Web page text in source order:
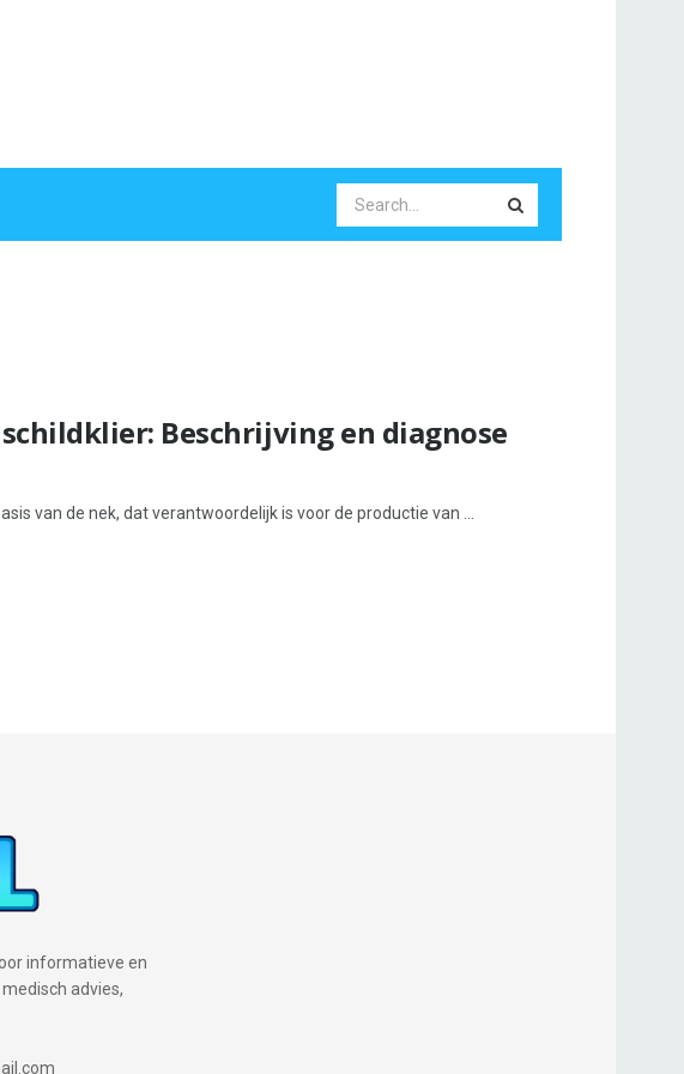
Beschrijving en diagnose
van de nek, dat verantwoordelijk is voor de productie van ...
informatieve en
advies,